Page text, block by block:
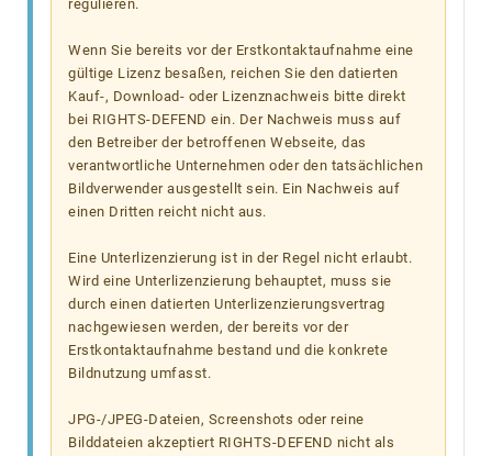
regulieren.
Wenn Sie bereits vor der Erstkontaktaufnahme eine
gültige Lizenz besaßen, reichen Sie den datierten
Kauf-, Download- oder Lizenznachweis bitte direkt
bei RIGHTS-DEFEND ein. Der Nachweis muss auf
den Betreiber der betroffenen Webseite, das
verantwortliche Unternehmen oder den tatsächlichen
Bildverwender ausgestellt sein. Ein Nachweis auf
einen Dritten reicht nicht aus.
Eine Unterlizenzierung ist in der Regel nicht erlaubt.
Wird eine Unterlizenzierung behauptet, muss sie
durch einen datierten Unterlizenzierungsvertrag
nachgewiesen werden, der bereits vor der
Erstkontaktaufnahme bestand und die konkrete
Bildnutzung umfasst.
JPG-/JPEG-Dateien, Screenshots oder reine
Bilddateien akzeptiert RIGHTS-DEFEND nicht als